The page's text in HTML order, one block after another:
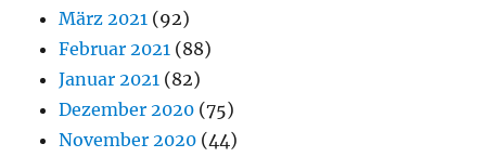
März 2021 (92)
Februar 2021 (88)
Januar 2021 (82)
Dezember 2020 (75)
November 2020 (44)